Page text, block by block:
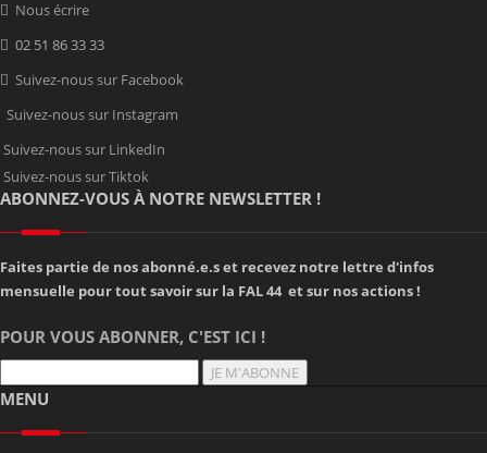
Nous écrire
02 51 86 33 33
Suivez-nous sur Facebook
Suivez-nous sur Instagram
Suivez-nous sur LinkedIn
Suivez-nous sur Tiktok
ABONNEZ-VOUS À NOTRE NEWSLETTER !
Faites partie de nos abonné.e.s et recevez notre lettre d'infos
mensuelle pour tout savoir sur la FAL 44 et sur nos actions !
POUR VOUS ABONNER, C'EST ICI !
JE M'ABONNE
MENU